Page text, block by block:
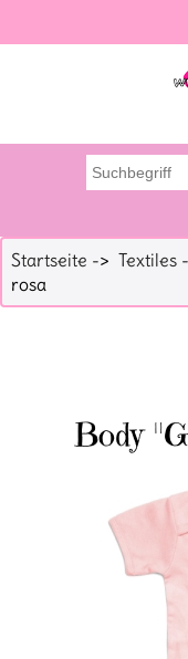
Startseite -> Textiles
rosa
Body